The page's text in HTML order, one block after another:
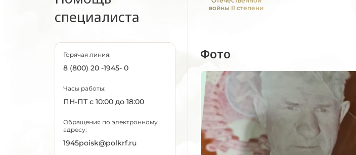
специалиста
Горячая линия:
8 (800) 20 -1945- 0
Часы работы:
ПН-ПТ с 10:00 до 18:00
Обращения по электронному
адресу:
1945poisk@polkrf.ru
войны II степени
Фото